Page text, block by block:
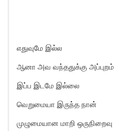
எதுவுமே இல்ல
ஆனா அவ வந்ததுக்கு அப்புறம்
இப்ப இடமே இல்லை
வெறுமையா இருந்த நான்
முழுமையான மாறி ஒருநிறைவு